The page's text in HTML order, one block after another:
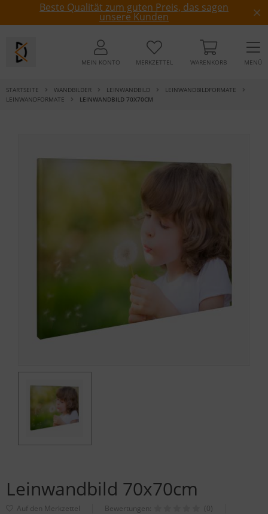
Beste Qualität zum guten Preis, das sagen
unsere Kunden
MEIN KONTO MERKZETTEL WARENKORB MENÜ
STARTSEITE WANDBILDER LEINWANDBILD
LEINWANDBILDFORMATE
LEINWANDFORMATE
LEINWANDBILD 70X70CM
Leinwandbild 70x70cm
Bewertungen:
(0)